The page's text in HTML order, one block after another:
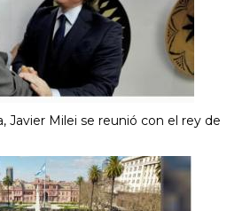
Javier Milei se reunió con el rey de